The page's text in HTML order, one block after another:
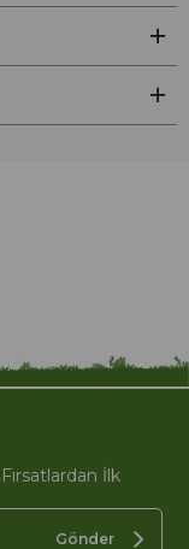
İlk
Gönder